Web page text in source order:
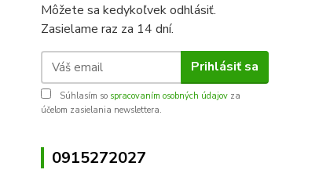
Môžete sa kedykoľvek odhlásiť.
Zasielame raz za 14 dní.
Prihlásiť sa
Súhlasím so spracovaním osobných údajov za
účelom zasielania newslettera.
0915272027